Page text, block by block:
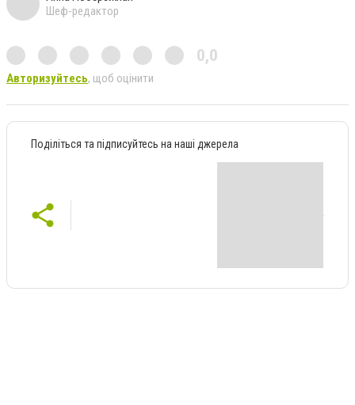
Шеф-редактор
0,0
Авторизуйтесь, щоб оцінити
Поділіться та підписуйтесь на наші джерела